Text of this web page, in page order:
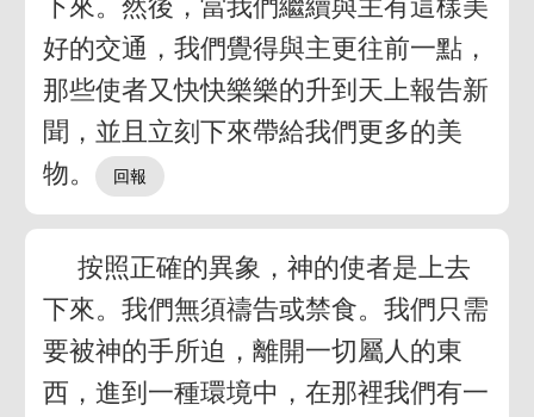
下來。然後，當我們繼續與主有這樣美
好的交通，我們覺得與主更往前一點，
那些使者又快快樂樂的升到天上報告新
聞，並且立刻下來帶給我們更多的美
物。
按照正確的異象，神的使者是上去
下來。我們無須禱告或禁食。我們只需
要被神的手所迫，離開一切屬人的東
西，進到一種環境中，在那裡我們有一